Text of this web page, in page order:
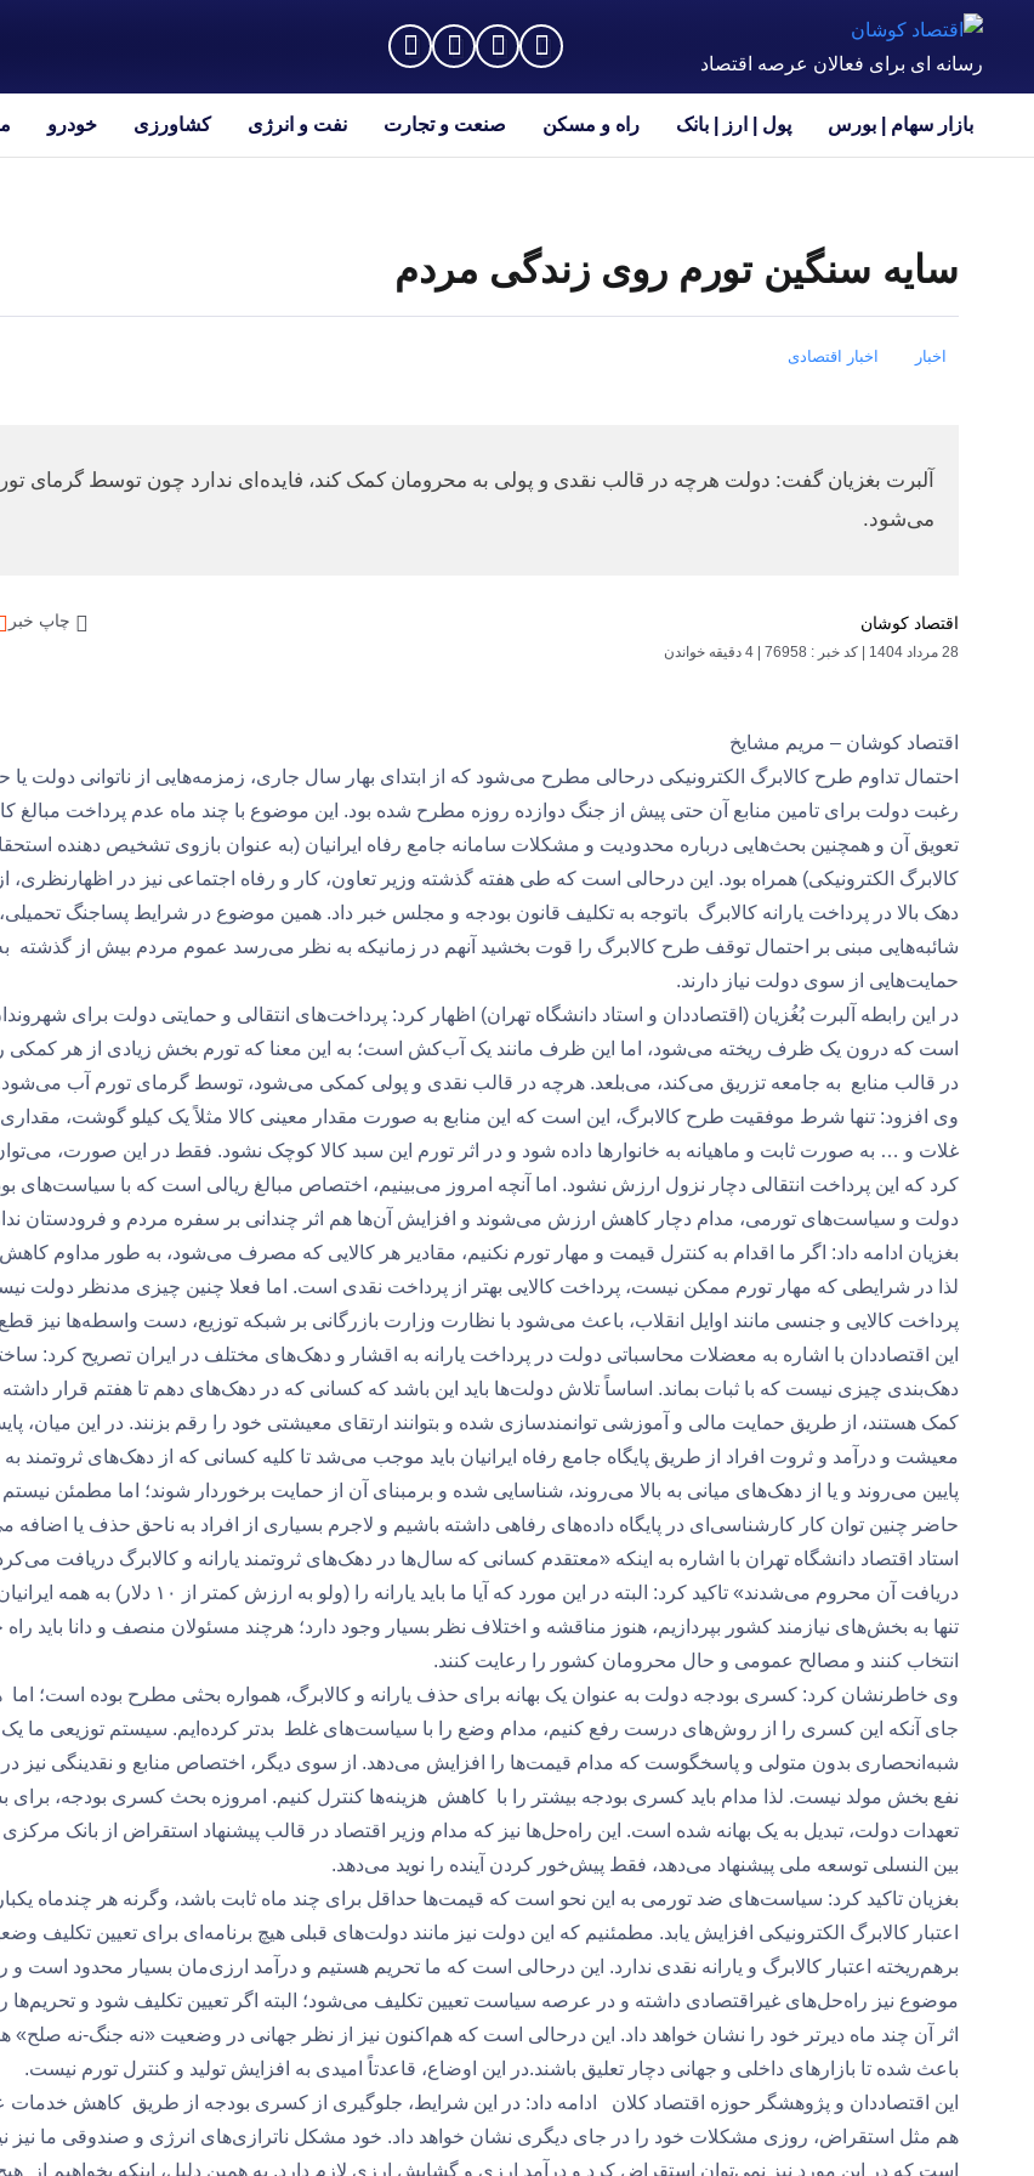
رسانه ای برای فعالان عرصه اقتصاد
بازار سهام | بورس پول | ارز | بانک راه و مسکن صنعت و تجارت نفت و انرژی کشاورزی خودرو
سایه سنگین تورم روی زندگی مردم
اخبار اخبار اقتصادی
آلبرت بغزیان گفت: دولت هرچه در قالب نقدی و پولی به محرومان کمک کند، فایده‌ای ندارد چون توسط گرمای
می‌شود.
اقتصاد کوشان
28 مرداد 1404 | کد خبر : 76958 | 4 دقیقه خواندن
چاپ خبر
اقتصاد کوشان – مریم مشایخ
احتمال تداوم طرح کالابرگ الکترونیکی درحالی مطرح می‌شود که از ابتدای بهار سال جاری، زمزمه‌هایی از ناتوانی دولت یا
رغبت دولت برای تامین منابع آن حتی پیش از جنگ دوازده روزه مطرح شده بود. این موضوع با چند ماه‌ عدم پرداخت مبالغ
تعویق آن و همچنین بحث‌هایی درباره محدودیت و مشکلات سامانه جامع رفاه ایرانیان (به عنوان بازوی تشخیص دهنده
کالابرگ الکترونیکی) همراه بود. این درحالی است که طی هفته گذشته وزیر تعاون، کار و رفاه اجتماعی نیز در
دهک بالا در پرداخت یارانه کالابرگ باتوجه به تکلیف قانون بودجه و مجلس خبر داد. همین موضوع در شرایط پساجنگ تحمیلی،
شائبه‌هایی مبنی بر احتمال توقف طرح کالابرگ را قوت بخشید آنهم در زمانیکه به نظر می‌رسد عموم مردم بیش از گذشته
حمایت‌هایی از سوی دولت نیاز دارند.
در این رابطه آلبرت بُغُزیان (اقتصاددان و استاد دانشگاه تهران) اظهار کرد: پرداخت‌های انتقالی و حمایتی دولت برای
است که درون یک ظرف ریخته می‌شود، اما این ظرف مانند یک آب‌کش است؛ به این معنا که تورم بخش زیادی از هر کمکی
در قالب منابع به جامعه تزریق می‌کند، می‌بلعد. هرچه در قالب نقدی و پولی کمکی می‌شود، توسط گرمای تورم آب
وی افزود: تنها شرط موفقیت طرح کالابرگ، این است که این منابع به صورت مقدار معینی کالا مثلاً یک کیلو گوشت،
غلات و … به صورت ثابت و ماهیانه به خانوارها داده شود و در اثر تورم این سبد کالا کوچک نشود. فقط در این صورت،
کرد که این پرداخت انتقالی دچار نزول ارزش نشود. اما آنچه امروز می‌بینیم، اختصاص مبالغ ریالی است که با سیاست‌های
دولت و سیاست‌های تورمی، مدام دچار کاهش ارزش می‌شوند و افزایش آن‌ها هم اثر چندانی بر سفره مردم و فرودستان
بغزیان ادامه داد: اگر ما اقدام به کنترل قیمت و مهار تورم نکنیم، مقادیر هر کالایی که مصرف می‌شود، به طور مداوم کاهش
لذا در شرایطی که مهار تورم ممکن نیست، پرداخت کالایی بهتر از پرداخت نقدی است. اما فعلا چنین چیزی مدنظر دولت
پرداخت کالایی و جنسی مانند اوایل انقلاب، باعث می‌شود با نظارت وزارت بازرگانی بر شبکه توزیع، دست واسطه‌ها نیز
این اقتصاددان با اشاره به معضلات محاسباتی دولت در پرداخت یارانه به اقشار و دهک‌های مختلف در ایران تصریح کرد:
دهک‌بندی چیزی نیست که با ثبات بماند. اساساً تلاش دولت‌ها باید این باشد که کسانی که در دهک‌های دهم تا هفتم قرار
کمک هستند، از طریق حمایت مالی و آموزشی توانمندسازی شده و بتوانند ارتقای معیشتی خود را رقم بزنند. در این میان،
معیشت و درآمد و ثروت افراد از طریق پایگاه جامع رفاه ایرانیان باید موجب می‌شد تا کلیه کسانی که از دهک‌های ثروتمند
پایین می‌روند و یا از دهک‌های میانی به بالا می‌روند، شناسایی شده و برمبنای آن از حمایت برخوردار شوند؛ اما مطمئن
حاضر چنین توان کار کارشناسی‌ای در پایگاه داده‌های رفاهی داشته باشیم و لاجرم بسیاری از افراد به ناحق حذف یا اضافه
استاد اقتصاد دانشگاه تهران با اشاره به اینکه «معتقدم کسانی که سال‌ها در دهک‌های ثروتمند یارانه و کالابرگ دریافت
دریافت آن محروم می‌شدند» تاکید کرد: البته در این مورد که آیا ما باید یارانه را (ولو
تنها به بخش‌های نیازمند کشور بپردازیم، هنوز مناقشه و اختلاف نظر بسیار وجود دارد؛ هرچند مسئولان منصف و دانا باید راه
انتخاب کنند و مصالح عمومی و حال محرومان کشور را رعایت کنند.
وی خاطرنشان کرد: کسری بودجه دولت به عنوان یک بهانه برای حذف یارانه و کالابرگ، همواره بحثی مطرح بوده است؛ اما
جای آنکه این کسری را از روش‌های درست رفع کنیم، مدام وضع را با سیاست‌های غلط بدتر کرده‌ایم. سیستم توزیعی ما
شبه‌انحصاری بدون متولی و پاسخگوست که مدام قیمت‌ها را افزایش می‌دهد. از سوی دیگر، اختصاص منابع و نقدینگی نیز
نفع بخش مولد نیست. لذا مدام باید کسری بودجه بیشتر را با کاهش هزینه‌ها کنترل کنیم. امروزه بحث کسری بودجه، برای
تعهدات دولت، تبدیل به یک بهانه شده است. این راه‌حل‌ها نیز که مدام وزیر اقتصاد در قالب پیشنهاد استقراض از بانک
بین النسلی توسعه ملی پیشنهاد می‌دهد، فقط پیش‌خور کردن آینده را نوید می‌دهد.
بغزیان تاکید کرد: سیاست‌های ضد تورمی به این نحو است که قیمت‌ها حداقل برای چند ماه ثابت باشد، وگرنه هر چندماه یکبار
اعتبار کالابرگ الکترونیکی افزایش یابد. مطمئنیم که این دولت نیز مانند دولت‌های قبلی هیچ برنامه‌ای برای تعیین تکلیف
برهم‌ریخته اعتبار کالابرگ و یارانه نقدی ندارد. این درحالی است که ما تحریم هستیم و درآمد ارزی‌مان بسیار محدود است و
موضوع نیز راه‌حل‌های غیراقتصادی داشته و در عرصه سیاست تعیین تکلیف می‌شود؛ البته اگر تعیین تکلیف شود و تحریم‌ها
اثر آن چند ماه دیرتر خود را نشان خواهد داد. این درحالی است که هم‌اکنون نیز از نظر جهانی در وضعیت «نه جنگ-نه صلح»
باعث شده تا بازارهای داخلی و جهانی دچار تعلیق باشند.در این اوضاع، قاعدتاً امیدی به افزایش تولید و کنترل تورم نیست.
این اقتصاددان و پژوهشگر حوزه اقتصاد کلان ادامه داد: در این شرایط، جلوگیری از کسری بودجه از طریق کاهش خدمات
هم مثل استقراض، روزی مشکلات خود را در جای دیگری نشان خواهد داد. خود مشکل ناترازی‌های انرژی و صندوقی ما نیز
است که در این مورد نیز نمی‌توان استقراض کرد و درآمد ارزی و گشایش ارزی لازم دارد. به همین دلیل، اینکه بخواهیم از